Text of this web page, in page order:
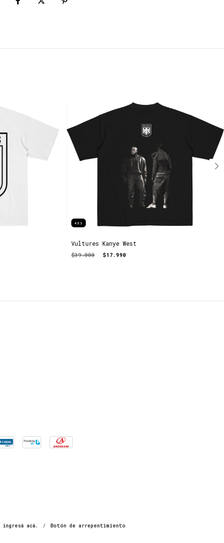
4X3
Vultures Kanye West
$39.000 $17.990
ingresá acá. / Botón de arrepentimiento